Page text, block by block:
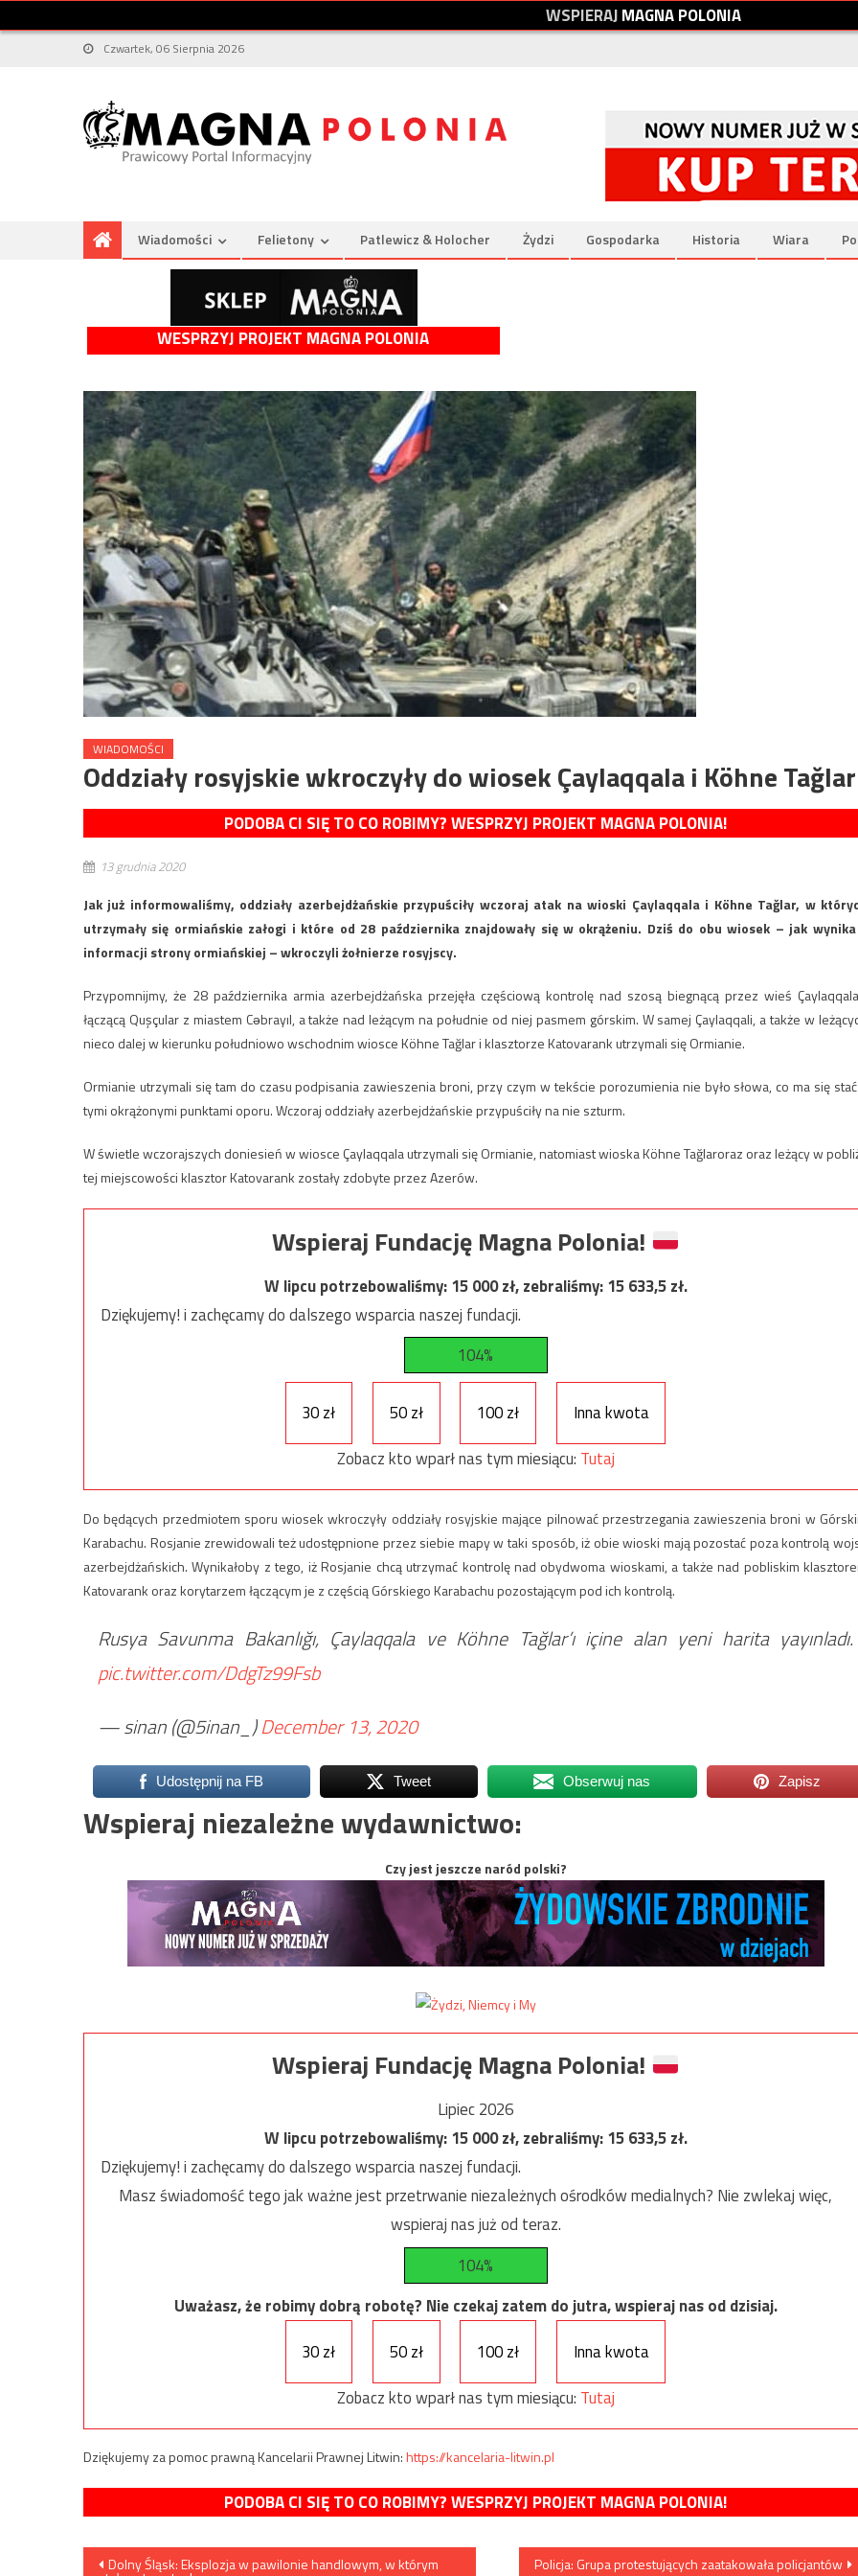
WSPIERAJMAGNAPOLONIA
Czwartek, 06 Sierpnia 2026
Wiadomości Felietony Patlewicz & Holocher Żydzi Gospodarka Historia Wiara
WESPRZYJ PROJEKT MAGNA POLONIA
WIADOMOŚCI
Oddziały rosyjskie wkroczyły do wiosek Çaylaqqala i Köhne Tağlar
PODOBA CI SIĘ TO CO ROBIMY? WESPRZYJ PROJEKT MAGNA POLONIA!
13 grudnia 2020
Jak już informowaliśmy, oddziały azerbejdżańskie przypuściły wczoraj atak na wioski Çaylaqqala i Köhne Tağlar, w
utrzymały się ormiańskie załogi i które od 28 października znajdowały się w okrążeniu. Dziś do obu wiosek – jak
informacji strony ormiańskiej – wkroczyli żołnierze rosyjscy.
Przypomnijmy, że 28 października armia azerbejdżańska przejęła częściową kontrolę nad szosą biegnącą przez wieś
łączącą Quşçular z miastem Cəbrayıl, a także nad leżącym na południe od niej pasmem górskim. W samej Çaylaqqali, a także w
nieco dalej w kierunku południowo wschodnim wiosce Köhne Tağlar i klasztorze Katovarank utrzymali się Ormianie.
Ormianie utrzymali się tam do czasu podpisania zawieszenia broni, przy czym w tekście porozumienia nie było słowa, co ma się
tymi okrążonymi punktami oporu. Wczoraj oddziały azerbejdżańskie przypuściły na nie szturm.
W świetle wczorajszych doniesień w wiosce Çaylaqqala utrzymali się Ormianie, natomiast wioska Köhne Tağlaroraz oraz leżący w
tej miejscowości klasztor Katovarank zostały zdobyte przez Azerów.
Wspieraj Fundację Magna Polonia!
W lipcu potrzebowaliśmy:15 000zł, zebraliśmy:15 633,5zł.
Dziękujemy! i zachęcamy do dalszego wsparcia naszej fundacji.
104%
30 zł 50 zł 100 zł
Inna kwota
Zobacz kto wparł nas tym miesiącu: Tutaj
Do będących przedmiotem sporu wiosek wkroczyły oddziały rosyjskie mające pilnować przestrzegania zawieszenia broni w
Karabachu. Rosjanie zrewidowali też udostępnione przez siebie mapy w taki sposób, iż obie wioski mają pozostać poza kontrolą
azerbejdżańskich. Wynikałoby z tego, iż Rosjanie chcą utrzymać kontrolę nad obydwoma wioskami, a także nad pobliskim
Katovarank oraz korytarzem łączącym je z częścią Górskiego Karabachu pozostającym pod ich kontrolą.
Rusya Savunma Bakanlığı, Çaylaqqala ve Köhne Tağlar’ı içine alan yeni harita yayınladı.
pic.twitter.com/DdgTz99Fsb
— sinan (@5inan_)December 13, 2020
Udostępnij na FB Tweet Obserwuj nas Zapisz
Wspieraj niezależne wydawnictwo:
Czy jest jeszcze naród polski?
Wspieraj Fundację Magna Polonia!
Lipiec 2026
W lipcu potrzebowaliśmy:15 000zł, zebraliśmy:15 633,5zł.
Dziękujemy! i zachęcamy do dalszego wsparcia naszej fundacji.
Masz świadomość tego jak ważne jest przetrwanie niezależnych ośrodków medialnych? Nie zwlekaj więc,
wspieraj nas już od teraz.
104%
Uważasz, że robimy dobrą robotę? Nie czekaj zatem do jutra, wspieraj nas od dzisiaj.
30 zł
50 zł 100 zł
Inna kwota
Zobacz kto wparł nas tym miesiącu: Tutaj
Dziękujemy za pomoc prawną Kancelarii Prawnej Litwin:https://kancelaria-litwin.pl
PODOBA CI SIĘ TO CO ROBIMY? WESPRZYJ PROJEKT MAGNA POLONIA!
Nawigacja
Dolny Śląsk: Eksplozja w pawilonie handlowym, w którym Policja: Grupa protestujących zaatakowała policjantów